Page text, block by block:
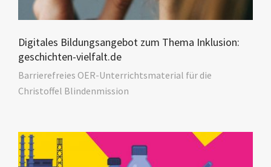
Digitales Bildungsangebot zum Thema Inklusion:
geschichten-vielfalt.de
Barrierefreies OER-Unterrichtsmaterial für die
Christoffel Blindenmission